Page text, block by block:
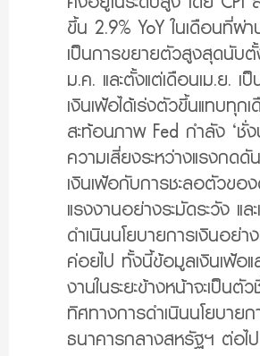
ขึ้น 2.9% YoY ในเดือนที่ผ่
เป็นการขยายตัวสูงสุดนับตั้
ม.ค. และตั้งแต่เดือนเม.ย. เ
เงินเฟ้อได้เร่งตัวขึ้นแทบทุก
สะท้อนภาพ Fed กำลัง ‘ชั่ง
ความเสี่ยงระหว่างแรงกดดั
เงินเฟ้อกับการชะลอตัวขอ
แรงงานอย่างระมัดระวัง แล
ดำเนินนโยบายการเงินอย่า
ค่อยไป ทั้งนี้ข้อมูลเงินเฟ้อแ
งานในระยะข้างหน้าจะเป็นตั
ทิศทางการดำเนินนโยบาย
ธนาคารกลางสหรัฐฯ ต่อไป